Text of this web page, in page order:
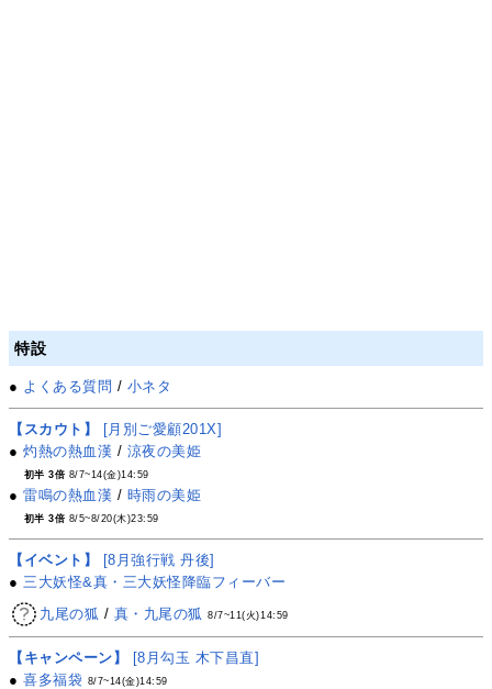
特設
● よくある質問 / 小ネタ
【スカウト】
[月別ご愛顧201X]
●灼熱の熱血漢 / 涼夜の美姫
初半 3倍 8/7~14(金)14:59
●雷鳴の熱血漢 / 時雨の美姫
初半 3倍 8/5~8/20(木)23:59
【イベント】
[8月強行戦 丹後]
●三大妖怪&真・三大妖怪降臨フィーバー
九尾の狐 / 真・九尾の狐 8/7~11(火)14:59
【キャンペーン】
[8月勾玉 木下昌直]
●喜多福袋 8/7~14(金)14:59